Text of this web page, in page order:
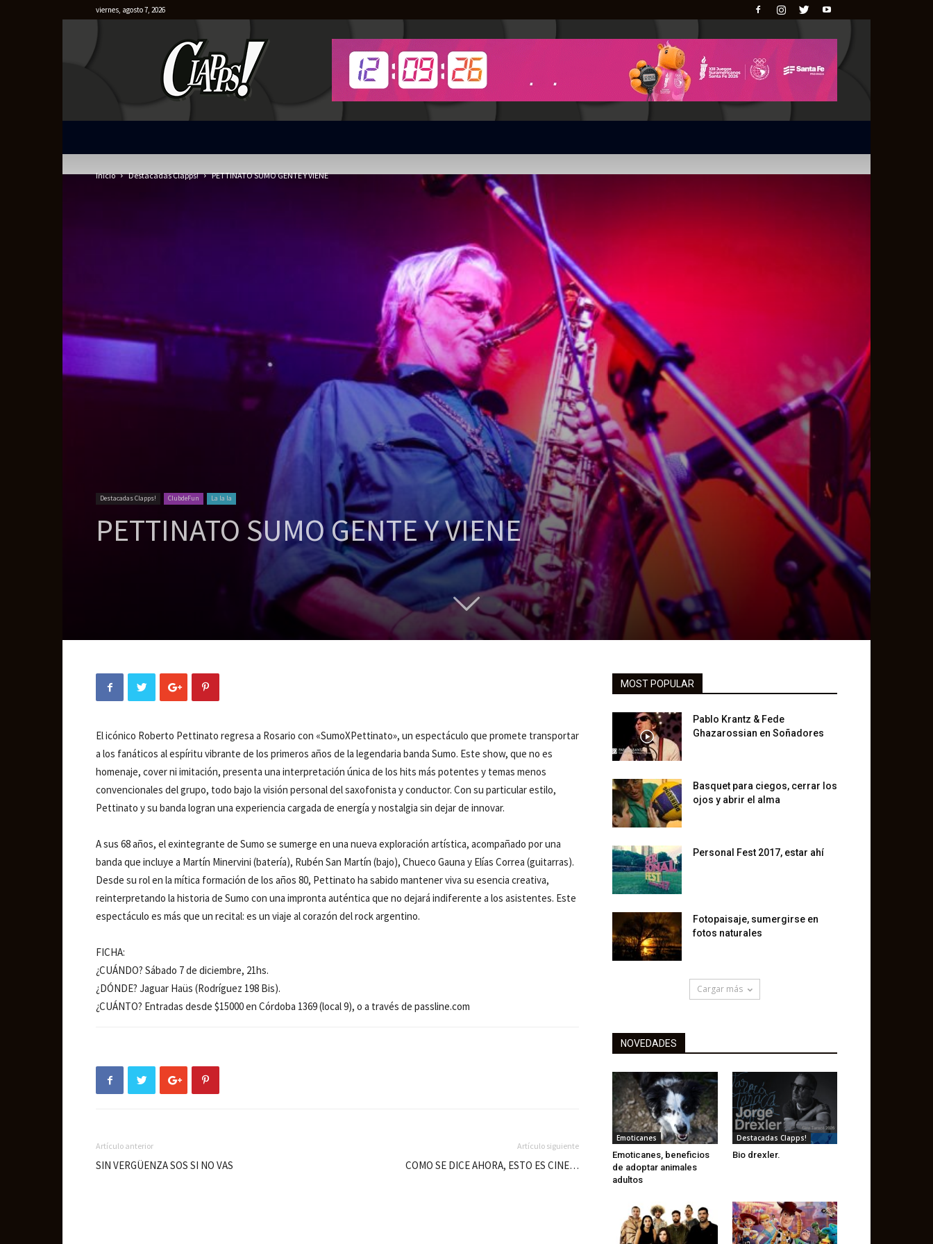
viernes, agosto 7, 2026
Inicio Destacadas Clapps! PETTINATO SUMO GENTE Y VIENE
Destacadas Clapps! ClubdeFun La la la
PETTINATO SUMO GENTE Y VIENE
El icónico Roberto Pettinato regresa a Rosario con «SumoXPettinato», un espectáculo que promete transportar
a los fanáticos al espíritu vibrante de los primeros años de la legendaria banda Sumo. Este show, que no es
homenaje, cover ni imitación, presenta una interpretación única de los hits más potentes y temas menos
convencionales del grupo, todo bajo la visión personal del saxofonista y conductor. Con su particular estilo,
Pettinato y su banda logran una experiencia cargada de energía y nostalgia sin dejar de innovar.
A sus 68 años, el exintegrante de Sumo se sumerge en una nueva exploración artística, acompañado por una
banda que incluye a Martín Minervini (batería), Rubén San Martín (bajo), Chueco Gauna y Elías Correa (guitarras).
Desde su rol en la mítica formación de los años 80, Pettinato ha sabido mantener viva su esencia creativa,
reinterpretando la historia de Sumo con una impronta auténtica que no dejará indiferente a los asistentes. Este
espectáculo es más que un recital: es un viaje al corazón del rock argentino.
FICHA:
¿CUÁNDO? Sábado 7 de diciembre, 21hs.
¿DÓNDE? Jaguar Haüs (Rodríguez 198 Bis).
¿CUÁNTO? Entradas desde $15000 en Córdoba 1369 (local 9), o a través de passline.com
Artículo anterior
SIN VERGÜENZA SOS SI NO VAS
Artículo siguiente
COMO SE DICE AHORA, ESTO ES CINE…
MOST POPULAR
Pablo Krantz & Fede
Ghazarossian en Soñadores
Basquet para ciegos, cerrar los
ojos y abrir el alma
Personal Fest 2017, estar ahí
Fotopaisaje, sumergirse en
fotos naturales
Cargar más
NOVEDADES
Emoticanes
Emoticanes, beneficios
de adoptar animales
adultos
Destacadas Clapps!
Bio drexler.